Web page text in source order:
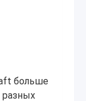
больше
разных